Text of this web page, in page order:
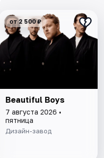
от 2 500 ₽
Beautiful Boys
7 августа 2026 •
пятница
Дизайн-завод